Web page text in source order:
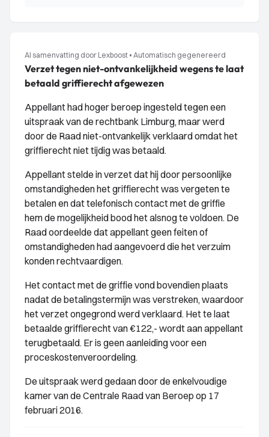
AI samenvatting door Lexboost • Automatisch gegenereerd
Verzet tegen niet-ontvankelijkheid wegens te laat
betaald griffierecht afgewezen
Appellant had hoger beroep ingesteld tegen een
uitspraak van de rechtbank Limburg, maar werd
door de Raad niet-ontvankelijk verklaard omdat het
griffierecht niet tijdig was betaald.
Appellant stelde in verzet dat hij door persoonlijke
omstandigheden het griffierecht was vergeten te
betalen en dat telefonisch contact met de griffie
hem de mogelijkheid bood het alsnog te voldoen. De
Raad oordeelde dat appellant geen feiten of
omstandigheden had aangevoerd die het verzuim
konden rechtvaardigen.
Het contact met de griffie vond bovendien plaats
nadat de betalingstermijn was verstreken, waardoor
het verzet ongegrond werd verklaard. Het te laat
betaalde griffierecht van €122,- wordt aan appellant
terugbetaald. Er is geen aanleiding voor een
proceskostenveroordeling.
De uitspraak werd gedaan door de enkelvoudige
kamer van de Centrale Raad van Beroep op 17
februari 2016.